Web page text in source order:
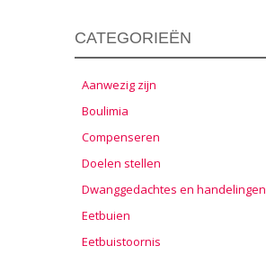
CATEGORIEËN
Aanwezig zijn
Boulimia
Compenseren
Doelen stellen
Dwanggedachtes en handelingen
Eetbuien
Eetbuistoornis